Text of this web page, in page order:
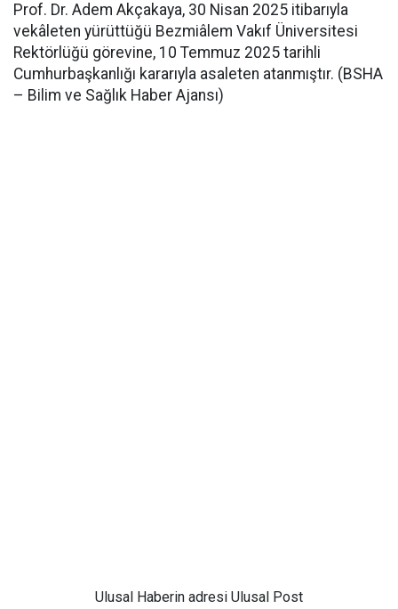
Prof. Dr. Adem Akçakaya, 30 Nisan 2025 itibarıyla
vekâleten yürüttüğü Bezmiâlem Vakıf Üniversitesi
Rektörlüğü görevine, 10 Temmuz 2025 tarihli
Cumhurbaşkanlığı kararıyla asaleten atanmıştır. (BSHA
– Bilim ve Sağlık Haber Ajansı)
Ulusal Haberin adresi Ulusal Post